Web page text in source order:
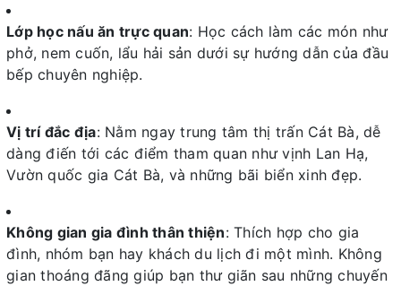
Lớp học nấu ăn trực quan: Học cách làm các món như
phở, nem cuốn, lẩu hải sản dưới sự hướng dẫn của đầu
bếp chuyên nghiệp.
Vị trí đắc địa: Nằm ngay trung tâm thị trấn Cát Bà, dễ
dàng điến tới các điểm tham quan như vịnh Lan Hạ,
Vườn quốc gia Cát Bà, và những bãi biển xinh đẹp.
Không gian gia đình thân thiện: Thích hợp cho gia
đình, nhóm bạn hay khách du lịch đi một mình. Không
gian thoáng đãng giúp bạn thư giãn sau những chuyến